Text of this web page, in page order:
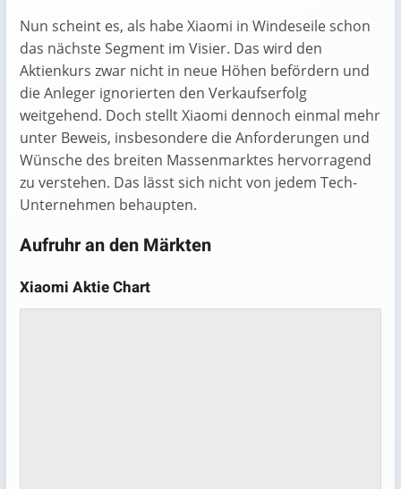
Nun scheint es, als habe Xiaomi in Windeseile schon
das nächste Segment im Visier. Das wird den
Aktienkurs zwar nicht in neue Höhen befördern und
die Anleger ignorierten den Verkaufserfolg
weitgehend. Doch stellt Xiaomi dennoch einmal mehr
unter Beweis, insbesondere die Anforderungen und
Wünsche des breiten Massenmarktes hervorragend
zu verstehen. Das lässt sich nicht von jedem Tech-
Unternehmen behaupten.
Aufruhr an den Märkten
Xiaomi Aktie Chart